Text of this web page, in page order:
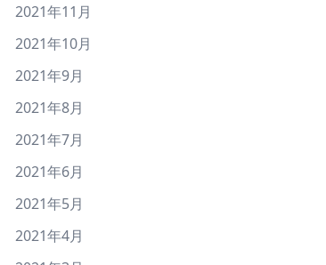
2021年11月
2021年10月
2021年9月
2021年8月
2021年7月
2021年6月
2021年5月
2021年4月